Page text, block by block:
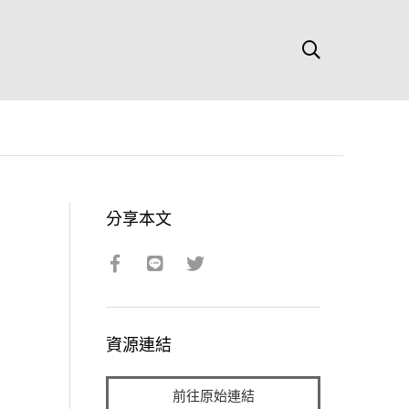
分享本文
資源連結
前往原始連結